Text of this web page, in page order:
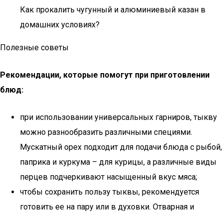
Как прокалить чугунный и алюминиевый казан в
домашних условиях?
Полезные советы
Рекомендации, которые помогут при приготовлении
блюд:
при использовании универсальных гарниров, тыкву
можно разнообразить различными специями.
Мускатный орех подходит для подачи блюда с рыбой,
паприка и куркума – для курицы, а различные виды
перцев подчеркивают насыщенный вкус мяса;
чтобы сохранить пользу тыквы, рекомендуется
готовить ее на пару или в духовки. Отварная и